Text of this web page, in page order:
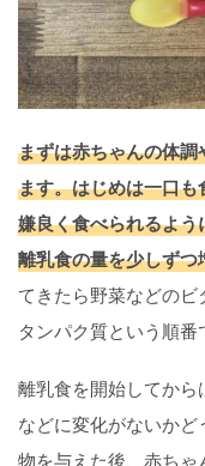
まずは赤ちゃんの体
ます。はじめは一口
嫌良く食べられるよ
離乳食の量を少しず
てきたら野菜などの
タンパク質という順番
離乳食を開始してか
などに変化がないか
物を与えた後、赤ち